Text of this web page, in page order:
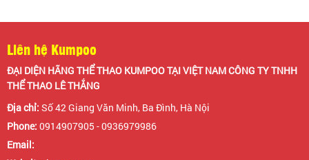
Liên hệ Kumpoo
ĐẠI DIỆN HÃNG THỂ THAO KUMPOO TẠI VIỆT NAM CÔNG TY TNHH
THỂ THAO LÊ THẮNG
Địa chỉ: Số 42 Giang Văn Minh, Ba Đình, Hà Nội
Phone: 0914907905 - 0936979986
Email: